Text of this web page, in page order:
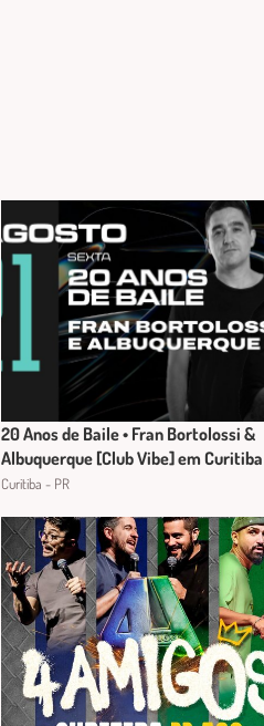
20 Anos de Baile • Fran Bortolossi &
Albuquerque [Club Vibe] em Curitiba
Curitiba - PR